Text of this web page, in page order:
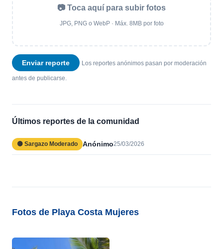
📷 Toca aquí para subir fotos
JPG, PNG o WebP · Máx. 8MB por foto
Enviar reporte Los reportes anónimos pasan por moderación
antes de publicarse.
Últimos reportes de la comunidad
🟡 Sargazo Moderado Anónimo25/03/2026
Fotos de Playa Costa Mujeres